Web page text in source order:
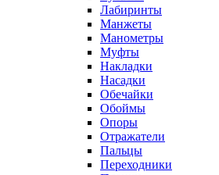
Лабиринты
Манжеты
Манометры
Муфты
Накладки
Насадки
Обечайки
Обоймы
Опоры
Отражатели
Пальцы
Переходники